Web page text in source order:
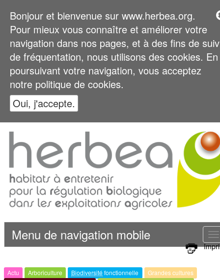
Bonjour et bienvenue sur www.herbea.org.
Pour mieux vous connaître et améliorer votre
navigation dans nos pages, et à des fins de
de fréquentation, nous utilisons des cookies. En
poursuivant votre navigation, vous acceptez
notre politique de cookies.
Oui, j'accepte.
Menu de navigation mobile
Actu Arboriculture Biodiversitéfonctionnelle
Grandes cultures